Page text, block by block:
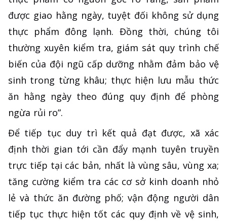
được giao hằng ngày, tuyệt đối không sử dụng
thực phẩm đông lạnh. Đồng thời, chúng tôi
thường xuyên kiểm tra, giám sát quy trình chế
biến của đội ngũ cấp dưỡng nhằm đảm bảo vệ
sinh trong từng khâu; thực hiện lưu mẫu thức
ăn hằng ngày theo đúng quy định để phòng
ngừa rủi ro”.
Để tiếp tục duy trì kết quả đạt được, xã xác
định thời gian tới cần đẩy mạnh tuyên truyền
trực tiếp tại các bản, nhất là vùng sâu, vùng xa;
tăng cường kiểm tra các cơ sở kinh doanh nhỏ
lẻ và thức ăn đường phố; vận động người dân
tiếp tục thực hiện tốt các quy định về vệ sinh,